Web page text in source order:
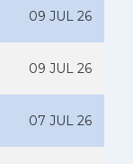
09 JUL 26
09 JUL 26
07 JUL 26